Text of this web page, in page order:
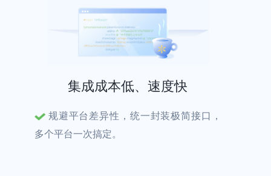
集成成本低、速度快
多个平台一次搞定。